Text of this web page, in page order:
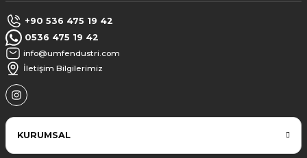
+90 536 475 19 42
0536 475 19 42
info@umfendustri.com
İletişim Bilgilerimiz
KURUMSAL